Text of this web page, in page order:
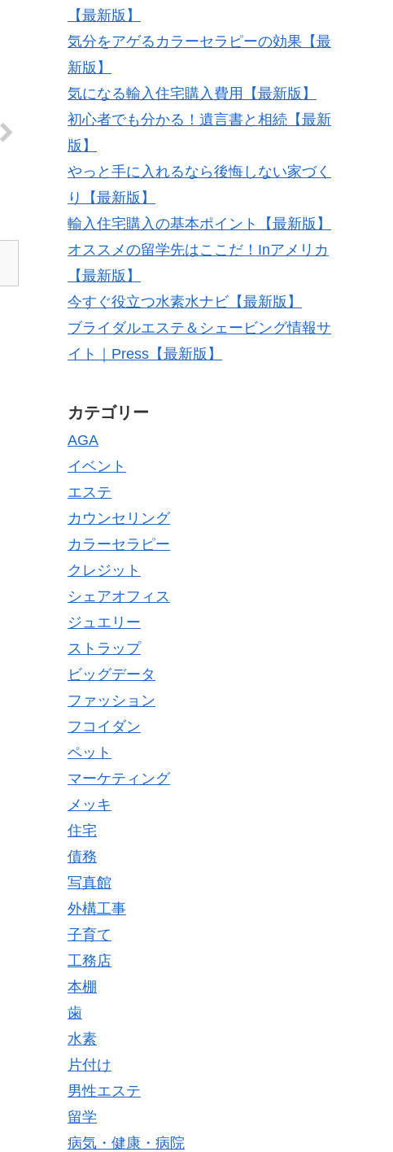
【最新版】
気分をアゲるカラーセラピーの効果【最
新版】
気になる輸入住宅購入費用【最新版】
初心者でも分かる！遺言書と相続【最新
版】
やっと手に入れるなら後悔しない家づく
り【最新版】
輸入住宅購入の基本ポイント【最新版】
オススメの留学先はここだ！Inアメリカ
【最新版】
今すぐ役立つ水素水ナビ【最新版】
ブライダルエステ＆シェービング情報サ
イト｜Press【最新版】
カテゴリー
AGA
イベント
エステ
カウンセリング
カラーセラピー
クレジット
シェアオフィス
ジュエリー
ストラップ
ビッグデータ
ファッション
フコイダン
ペット
マーケティング
メッキ
住宅
債務
写真館
外構工事
子育て
工務店
本棚
歯
水素
片付け
男性エステ
留学
病気・健康・病院